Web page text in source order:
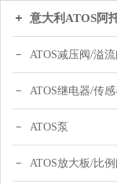
意大利ATOS阿
ATOS减压阀/溢流
ATOS继电器/传感
ATOS泵
ATOS放大板/比例